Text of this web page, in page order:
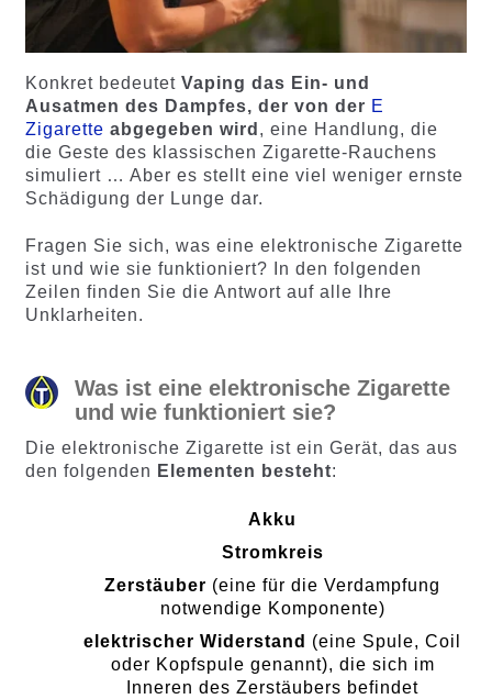
Konkret bedeutet Vaping das Ein- und
Ausatmen des Dampfes, der von der E
Zigarette abgegeben wird , eine Handlung, die
die Geste des klassischen Zigarette-Rauchens
simuliert … Aber es stellt eine viel weniger ernste
Schädigung der Lunge dar.
Fragen Sie sich, was eine elektronische Zigarette
ist und wie sie funktioniert? In den folgenden
Zeilen finden Sie die Antwort auf alle Ihre
Unklarheiten.
Was ist eine elektronische Zigarette
und wie funktioniert sie?
Die elektronische Zigarette ist ein Gerät, das aus
den folgenden Elementen besteht:
Akku
Stromkreis
Zerstäuber (eine für die Verdampfung
notwendige Komponente)
elektrischer Widerstand (eine Spule, Coil
oder Kopfspule genannt), die sich im
Inneren des Zerstäubers befindet